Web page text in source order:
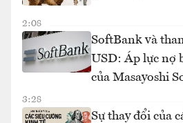
2:08
SoftBank và
USD: Áp lực nợ
của Masayoshi
3:28
Sự thay đổi của